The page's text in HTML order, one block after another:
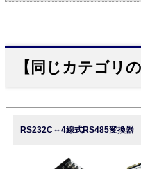
【同じカテゴリの
RS232C⇔4線式RS485変換器